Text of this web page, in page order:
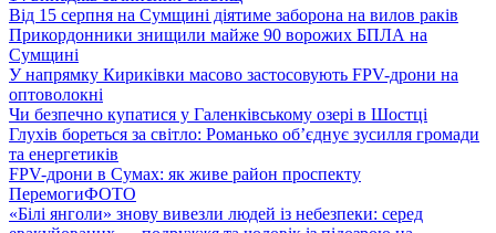
Від 15 серпня на Сумщині діятиме заборона на вилов раків
Прикордонники знищили майже 90 ворожих БПЛА на
Сумщині
У напрямку Кириківки масово застосовують FPV-дрони на
оптоволокні
Чи безпечно купатися у Галенківському озері в Шостці
Глухів бореться за світло: Романько об’єднує зусилля громади
та енергетиків
FPV-дрони в Сумах: як живе район проспекту
ПеремогиФОТО
«Білі янголи» знову вивезли людей із небезпеки: серед